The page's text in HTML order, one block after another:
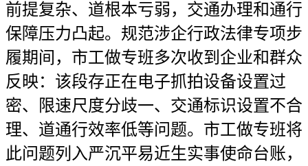
前提复杂、道根本亏弱，交通办理和通行
保障压力凸起。规范涉企行政法律专项步
履期间，市工做专班多次收到企业和群众
反映：该段存正在电子抓拍设备设置过
密、限速尺度分歧一、交通标识设置不合
理、道通行效率低等问题。市工做专班将
此问题列入严沉平易近生实事使命台账，